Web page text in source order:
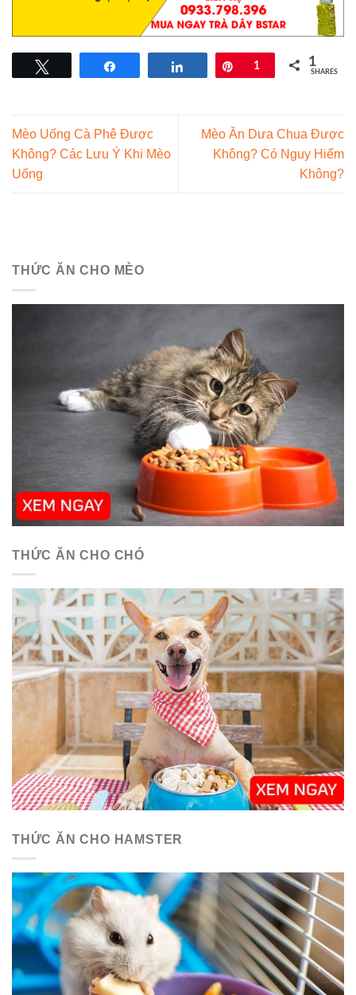
Pin
1 1
SHARES
Mèo Uống Cà Phê Được
Không? Các Lưu Ý Khi Mèo
Uống
Mèo Ăn Dưa Chua Được
Không? Có Nguy Hiểm
Không?
THỨC ĂN CHO MÈO
THỨC ĂN CHO CHÓ
THỨC ĂN CHO HAMSTER